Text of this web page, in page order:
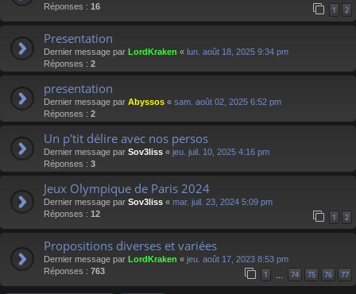
Réponses : 16 1 2
Presentation
Dernier message par LordKraken « lun. août 18, 2025 9:34 pm
Réponses : 2
presentation
Dernier message par Abyssos « sam. août 02, 2025 6:52 pm
Réponses : 2
Un p'tit délire avec nos persos
Dernier message par Sov3liss « jeu. juil. 10, 2025 4:16 pm
Réponses : 3
Jeux Olympique de Paris 2024
Dernier message par Sov3liss « mar. juil. 23, 2024 5:09 pm
Réponses : 12 1 2
Propositions diverses et variées
Dernier message par LordKraken « jeu. août 17, 2023 8:53 pm
Réponses : 763 1 … 74 75 76 77